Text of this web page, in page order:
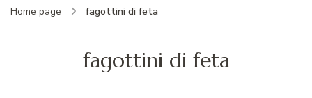
Home page fagottini di feta
fagottini di feta